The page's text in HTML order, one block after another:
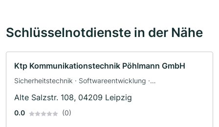
Schlüsselnotdienste in der Nähe
Ktp Kommunikationstechnik Pöhlmann GmbH
Sicherheitstechnik · Softwareentwicklung ·
Alte Salzstr. 108, 04209 Leipzig
0.0 (0)